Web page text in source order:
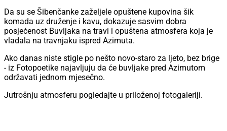
Da su se Šibenčanke zaželjele opuštene kupovina šik
komada uz druženje i kavu, dokazuje sasvim dobra
posjećenost Buvljaka na travi i opuštena atmosfera koja je
vladala na travnjaku ispred Azimuta.
Ako danas niste stigle po nešto novo-staro za ljeto, bez brige
- iz Fotopoetike najavljuju da će buvljake pred Azimutom
održavati jednom mjesečno.
Jutrošnju atmosferu pogledajte u priloženoj fotogaleriji.